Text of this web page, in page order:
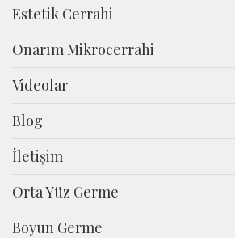
Estetik Cerrahi
Onarım Mikrocerrahi
Videolar
Blog
İletişim
Orta Yüz Germe
Boyun Germe